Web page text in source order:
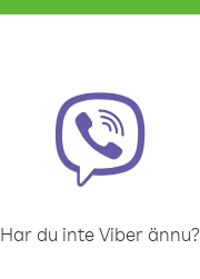
Har du inte Viber ännu?